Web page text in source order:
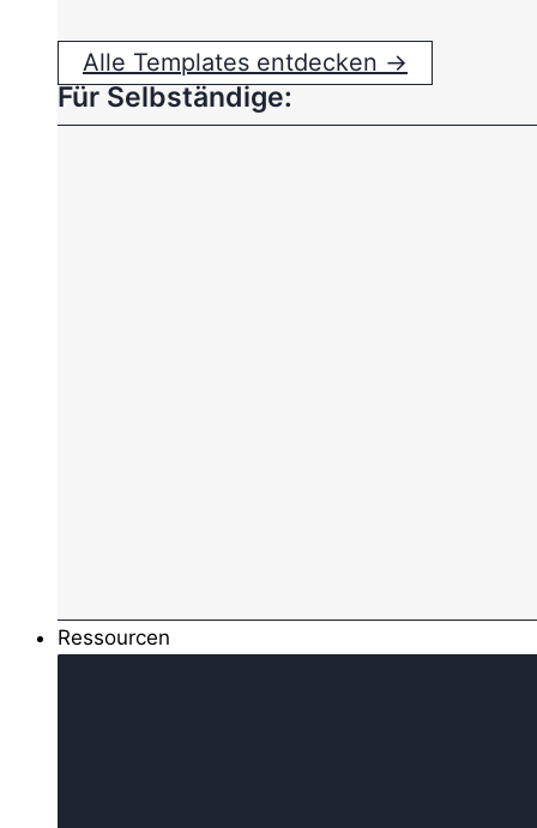
Alle Templates entdecken →
Für Selbständige:
Ressourcen